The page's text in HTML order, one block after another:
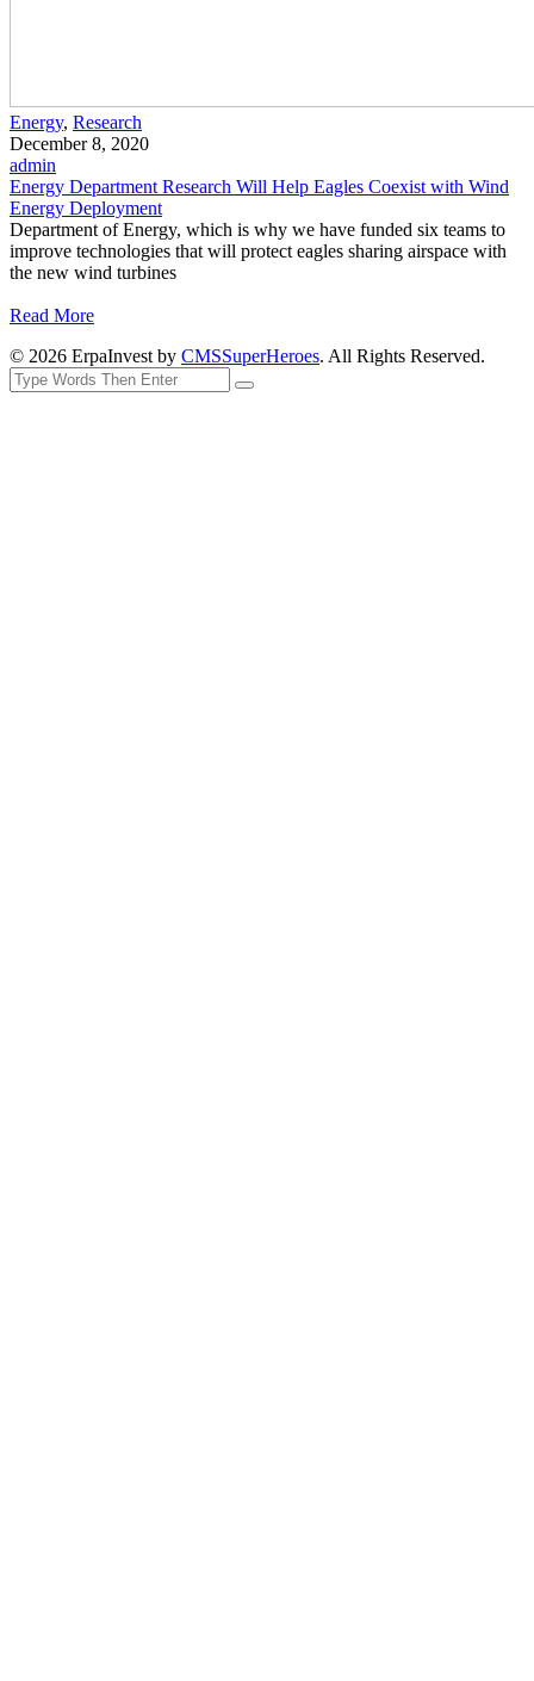
Energy, Research
December 8, 2020
admin
Energy Department Research Will Help Eagles Coexist with Wind
Energy Deployment
Department of Energy, which is why we have funded six teams to
improve technologies that will protect eagles sharing airspace with
the new wind turbines
Read More
© 2026 ErpaInvest by CMSSuperHeroes. All Rights Reserved.